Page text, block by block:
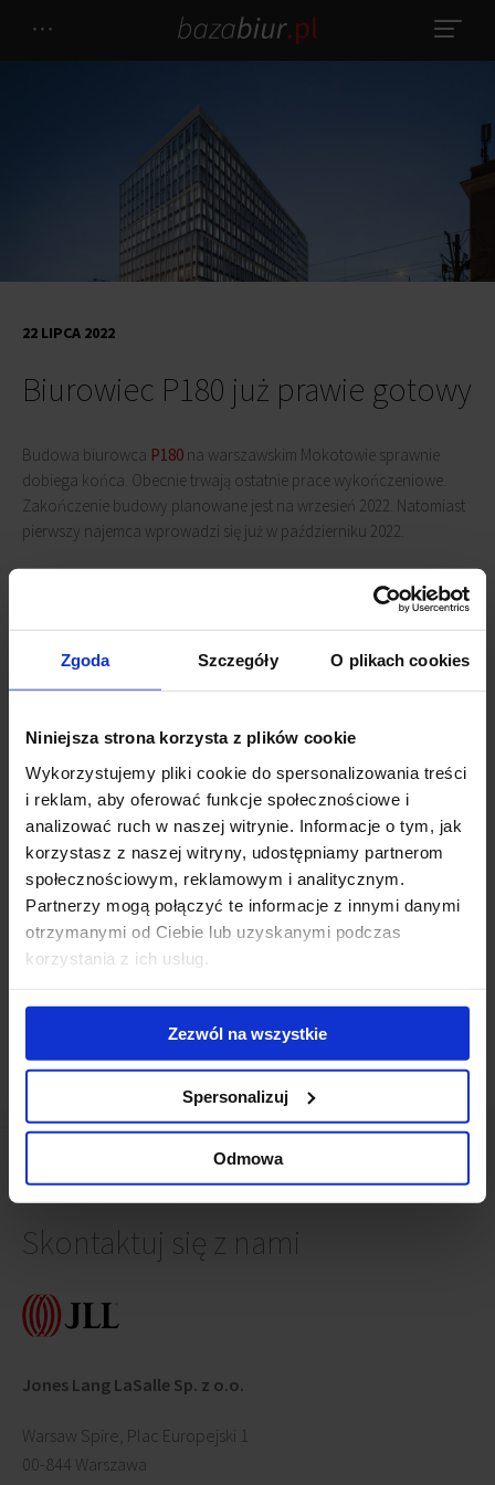
Zgoda Szczegóły O plikach cookies
Niniejsza strona korzysta z plików cookie
Wykorzystujemy pliki cookie do spersonalizowania treści
i reklam, aby oferować funkcje społecznościowe i
analizować ruch w naszej witrynie. Informacje o tym, jak
korzystasz z naszej witryny, udostępniamy partnerom
społecznościowym, reklamowym i analitycznym.
Partnerzy mogą połączyć te informacje z innymi danymi
otrzymanymi od Ciebie lub uzyskanymi podczas
korzystania z ich usług.
Zezwól na wszystkie
Spersonalizuj
Odmowa
Biurowiec P180 już prawie gotowy
22 LIPCA 2022
Budowa biurowca P180 na warszawskim Mokotowie sprawnie
dobiega końca. Obecnie trwają ostatnie prace wykończeniowe.
Zakończenie budowy planowane jest na wrzesień 2022. Natomiast
pierwszy najemca wprowadzi się już w październiku 2022.
to piętnastokondygnacyjny budynek
zapewni
dyspozycji najemców będzie 100 miejsc parkingowych dla
rowerów i prawie 200 miejsc dla samochodów. Dodatkowo będzie
elektrycznych.
Powiązane newsy
Biurowiec P180 został sprzedany(19 grudnia 2024)
Warszawski biurowiec P180 w platynie(27 marca 2023)
P180 oddany do użytku(7 października 2022)
Budowa P180 przebiega zgodnie z harmonogramem
marca 2021)
Skontaktuj się z nami
Jones Lang LaSalle Sp. z o.o.
Warsaw Spire, Plac Europejski 1
00-844 Warszawa